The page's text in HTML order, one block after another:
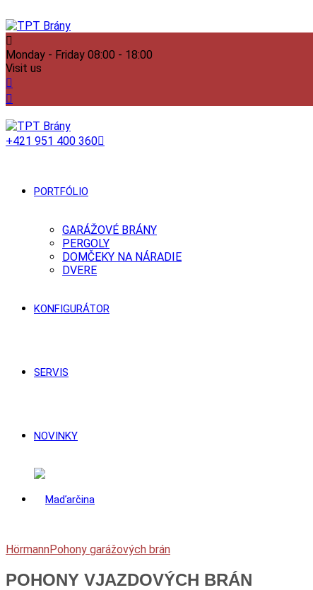
Monday - Friday 08:00 - 18:00
Visit us
+421 951 400 360
PORTFÓLIO
GARÁŽOVÉ BRÁNY
PERGOLY
DOMČEKY NA NÁRADIE
DVERE
KONFIGURÁTOR
SERVIS
NOVINKY
HörmannPohony garážových brán
POHONY VJAZDOVÝCH BRÁN